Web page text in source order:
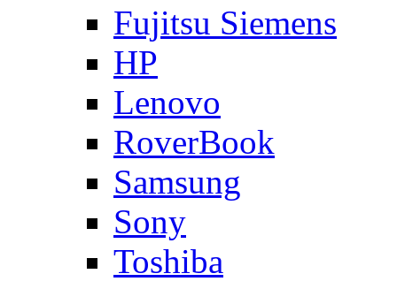
Fujitsu Siemens
HP
Lenovo
RoverBook
Samsung
Sony
Toshiba